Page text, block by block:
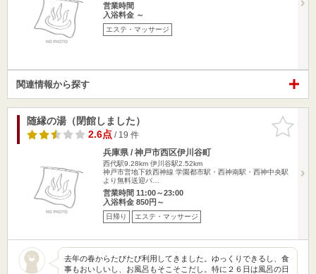
営業時間
入浴料金 ～
エステ・マッサージ
関連情報から探す
お気に入
りに追加
随縁の湯（閉館しました）
2.6点/ 19 件
兵庫県 / 神戸市西区伊川谷町
西代駅9.28km 伊川谷駅2.52km
神戸市営地下鉄西神線 学園都市駅・西神南駅・西神中央駅
より無料送迎バ…
営業時間 11:00～23:00
入浴料金 850円～
日帰り エステ・マッサージ
去年の春からたびたび利用してきました。ゆっくりできるし、食
事もおいしいし、お風呂もそこそこだし。特に２６日は風呂の日